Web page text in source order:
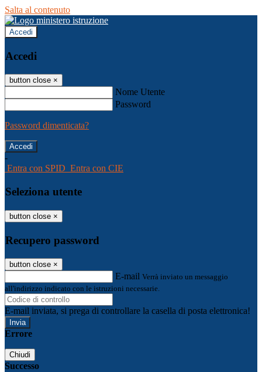
Salta al contenuto
Accedi
Accedi
button close ×
Nome Utente
Password
Password dimenticata?
-
Entra con SPID Entra con CIE
Seleziona utente
button close ×
Recupero password
button close ×
E-mail Verrà inviato un messaggio
all'indirizzo indicato con le istruzioni necessarie.
E-mail inviata, si prega di controllare la casella di posta elettronica!
Errore
Chiudi
Successo